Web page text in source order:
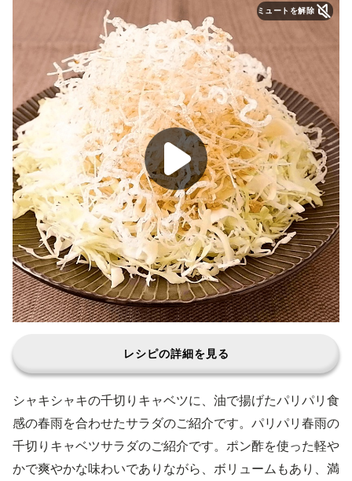
ミュートを解除
レシピの詳細を見る
シャキシャキの千切りキャベツに、油で揚げたパリパリ食
感の春雨を合わせたサラダのご紹介です。パリパリ春雨の
千切りキャベツサラダのご紹介です。ポン酢を使った軽や
かで爽やかな味わいでありながら、ボリュームもあり、満